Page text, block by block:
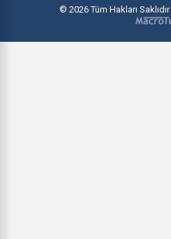
© 2026 Tüm Hakları Saklıdır